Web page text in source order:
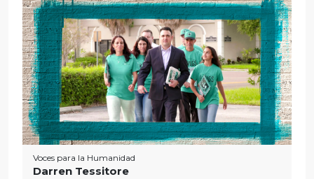
Voces para la Humanidad
Darren Tessitore